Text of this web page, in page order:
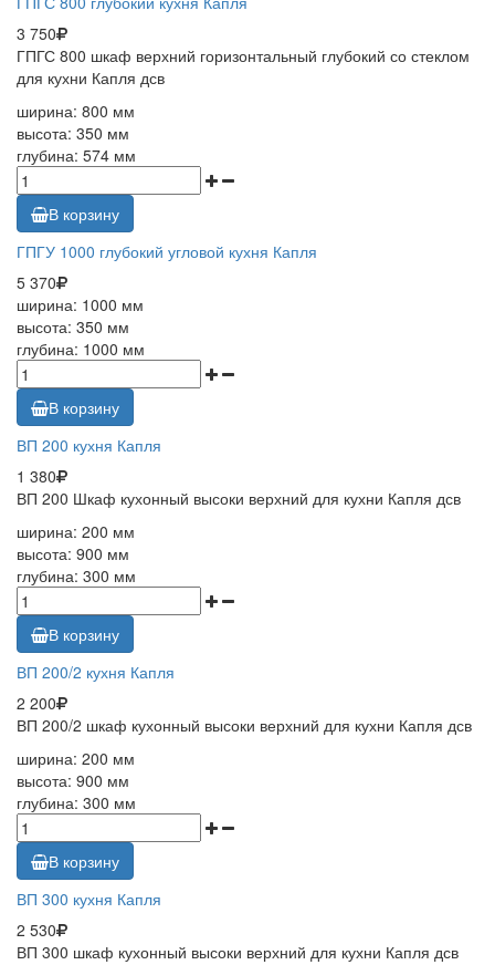
3 750
ГПГС 800 шкаф верхний горизонтальный глубокий со стеклом
для кухни Капля дсв
ширина: 800 мм
высота: 350 мм
глубина: 574 мм
В корзину
ГПГУ 1000 глубокий угловой кухня Капля
5 370
ширина: 1000 мм
высота: 350 мм
глубина: 1000 мм
В корзину
ВП 200 кухня Капля
1 380
ВП 200 Шкаф кухонный высоки верхний для кухни Капля дсв
ширина: 200 мм
высота: 900 мм
глубина: 300 мм
В корзину
ВП 200/2 кухня Капля
2 200
ВП 200/2 шкаф кухонный высоки верхний для кухни Капля дсв
ширина: 200 мм
высота: 900 мм
глубина: 300 мм
В корзину
ВП 300 кухня Капля
2 530
ВП 300 шкаф кухонный высоки верхний для кухни Капля дсв